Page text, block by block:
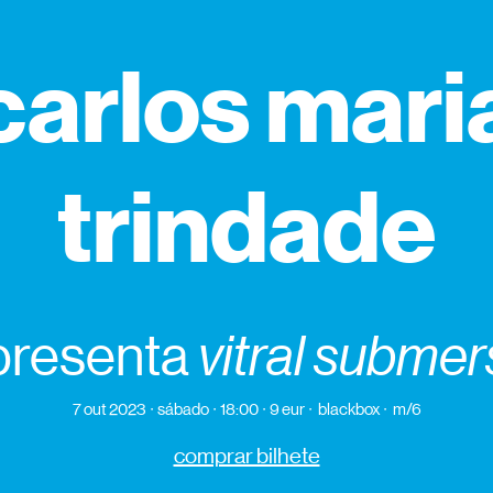
trindade
vitral
7 out 2023 sábado 18:00 9 eur blackbox m/6
comprar bilhete